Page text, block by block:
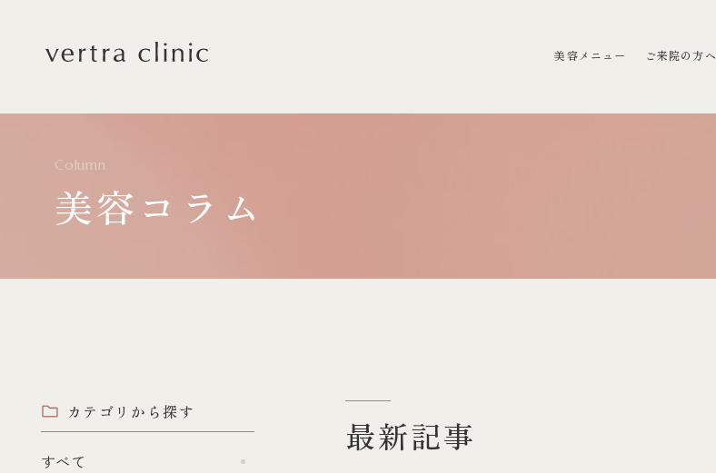
vertra clinic（ヴェルトラクリニック） 美容メニュー ご来院の方へ
Column
美容コラム
カテゴリから探す
すべて
最新記事